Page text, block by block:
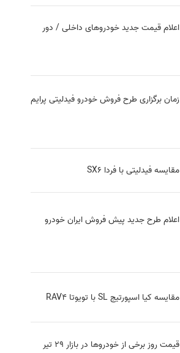
اعلام قیمت جدید خودروهای داخلی / دور
زمان برگزاری طرح فروش خودرو فیدلیتی پرایم
مقایسه فیدلیتی با فردا SX6
اعلام طرح جدید پیش فروش ایران خودرو
مقایسه کیا اسپورتیج SL با تویوتا RAV4
قیمت روز برخی از خودروها در بازار 29 تیر